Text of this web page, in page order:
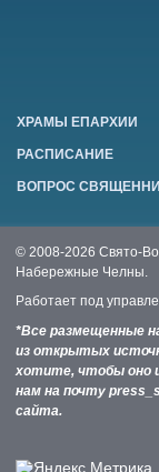
ХРАМЫ ЕПАРХИИ
РАСПИСАНИЕ
ВОПРОС
© 2008-2026 Свято-
Набережные Челны.
Работает под
*Все размещенные
из открытых
хотите, чтобы оно
нам на почту
сайта.